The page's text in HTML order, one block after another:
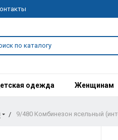
одежда Женщинам
9/480 Комбинезон ясельный